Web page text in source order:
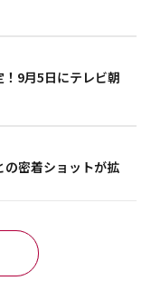
9月5日にテレビ朝
の密着ショットが拡